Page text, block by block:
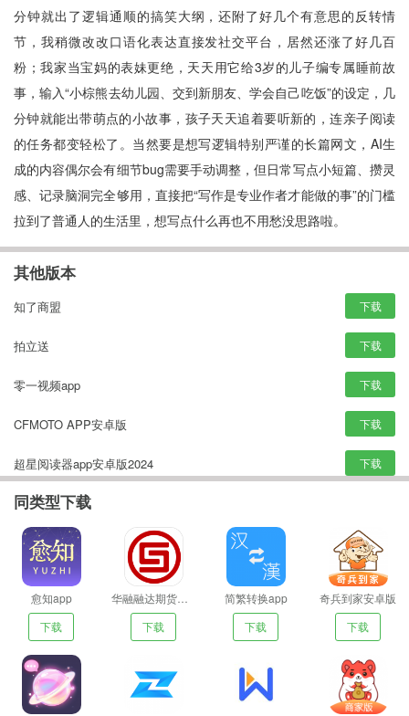
分钟就出了逻辑通顺的搞笑大纲，还附了好几个有意思的反转情
节，我稍微改改口语化表达直接发社交平台，居然还涨了好几百
粉；我家当宝妈的表妹更绝，天天用它给3岁的儿子编专属睡前故
事，输入“小棕熊去幼儿园、交到新朋友、学会自己吃饭”的设定，几
分钟就能出带萌点的小故事，孩子天天追着要听新的，连亲子阅读
的任务都变轻松了。当然要是想写逻辑特别严谨的长篇网文，AI生
成的内容偶尔会有细节bug需要手动调整，但日常写点小短篇、攒灵
感、记录脑洞完全够用，直接把“写作是专业作者才能做的事”的门槛
拉到了普通人的生活里，想写点什么再也不用愁没思路啦。
其他版本
知了商盟 下载
拍立送 下载
零一视频app 下载
CFMOTO APP安卓版 下载
超星阅读器app安卓版2024 下载
同类型下载
愈知app
下载
下载
简繁转换app
下载
奇兵到家安卓版
下载